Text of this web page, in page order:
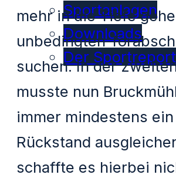
Sportanlagen
Downloads
Der
mehr in die Tiefe
unbedingten
suchen. In der
musste nun
immer mindestens
Rückstand
schaffte es hierbei